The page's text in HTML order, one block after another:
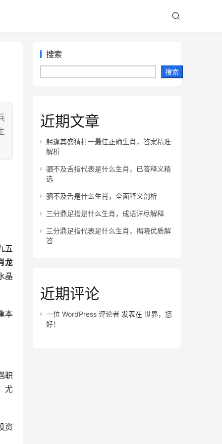
五
龙
晶
本
职
尤
资
搜索
搜索
近期文章
躬逢其盛猜打一最佳正确生肖，答案精准
解析
驷不及舌指代表是什么生肖，已答释义精
选
驷不及舌是什么生肖，全面释义剖析
三分鼎足指是什么生肖，成语详尽解释
三分鼎足指代表是什么生肖，揭晓优质解
答
近期评论
一位 WordPress 评论者 发表在 世界，您
好！